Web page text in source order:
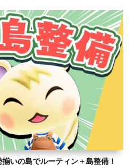
いの島でルーティン＋島整備！